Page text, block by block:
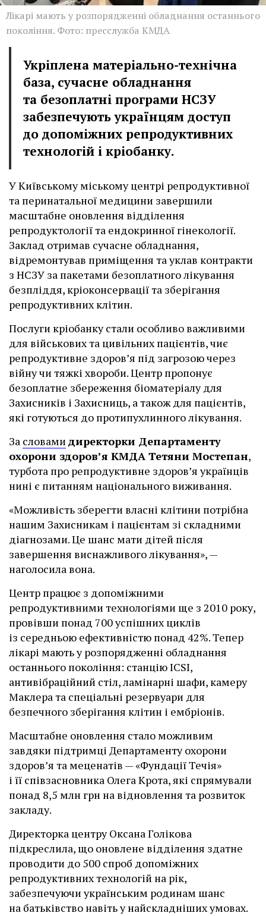
Лікарі мають у розпорядженні обладнання останнього
покоління. Фото: пресслужба КМДА
Укріплена матеріально-технічна
база, сучасне обладнання
та безоплатні програми НСЗУ
забезпечують українцям доступ
до допоміжних репродуктивних
технологій і кріобанку.
У Київському міському центрі репродуктивної
та перинатальної медицини завершили
масштабне оновлення відділення
репродуктології та ендокринної гінекології.
Заклад отримав сучасне обладнання,
відремонтував приміщення та уклав контракти
з НСЗУ за пакетами безоплатного лікування
безпліддя, кріоконсервації та зберігання
репродуктивних клітин.
Послуги кріобанку стали особливо важливими
для військових та цивільних пацієнтів, чиє
репродуктивне здоров’я під загрозою через
війну чи тяжкі хвороби. Центр пропонує
безоплатне збереження біоматеріалу для
Захисників і Захисниць, а також для пацієнтів,
які готуються до протипухлинного лікування.
За словамидиректорки Департаменту
охорони здоров’я КМДА Тетяни Мостепан,
турбота про репродуктивне здоров’я українців
нині є питанням національного виживання.
«Можливість зберегти власні клітини потрібна
нашим Захисникам і пацієнтам зі складними
діагнозами. Це шанс мати дітей після
завершення виснажливого лікування», —
наголосила вона.
Центр працює з допоміжними
репродуктивними технологіями ще з 2010 року,
провівши понад 700 успішних циклів
із середньою ефективністю понад 42%. Тепер
лікарі мають у розпорядженні обладнання
останнього покоління: станцію ІCSI,
антивібраційний стіл, ламінарні шафи, камеру
Маклера та спеціальні резервуари для
безпечного зберігання клітин і ембріонів.
Масштабне оновлення стало можливим
завдяки підтримці Департаменту охорони
здоров’я та меценатів — «Фундації Течія»
і її співзасновника Олега Крота, які спрямували
понад 8,5 млн грн на відновлення та розвиток
закладу.
Директорка центру Оксана Голікова
підкреслила, що оновлене відділення здатне
проводити до 500 спроб допоміжних
репродуктивних технологій на рік,
забезпечуючи українським родинам шанс
на батьківство навіть у найскладніших умовах.